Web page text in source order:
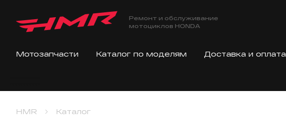
Ремонт и обслуживание
мотоциклов HONDA
Мотозапчасти Каталог по моделям Доставка и оплата
HMR Каталог